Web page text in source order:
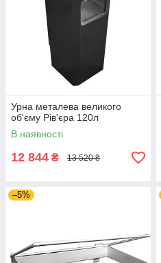
Урна металева великого
об'єму Рів'єра 120л
В наявності
12 844 ₴ 13 520 ₴
–5%